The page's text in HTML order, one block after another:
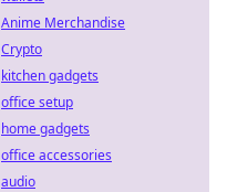
Anime Merchandise
Crypto
kitchen gadgets
office setup
home gadgets
office accessories
audio